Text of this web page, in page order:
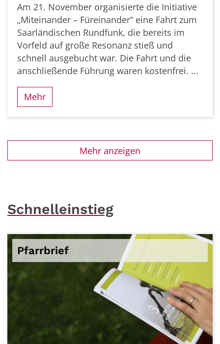
Am 21. November organisierte die Initiative
„Miteinander – Füreinander“ eine Fahrt zum
Saarländischen Rundfunk, die bereits im
Vorfeld auf große Resonanz stieß und
schnell ausgebucht war. Die Fahrt und die
anschließende Führung waren kostenfrei. ...
Mehr
Mehr anzeigen
Schnelleinstieg
Pfarrbrief